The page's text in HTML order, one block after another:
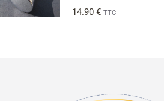
14.90 € TTC